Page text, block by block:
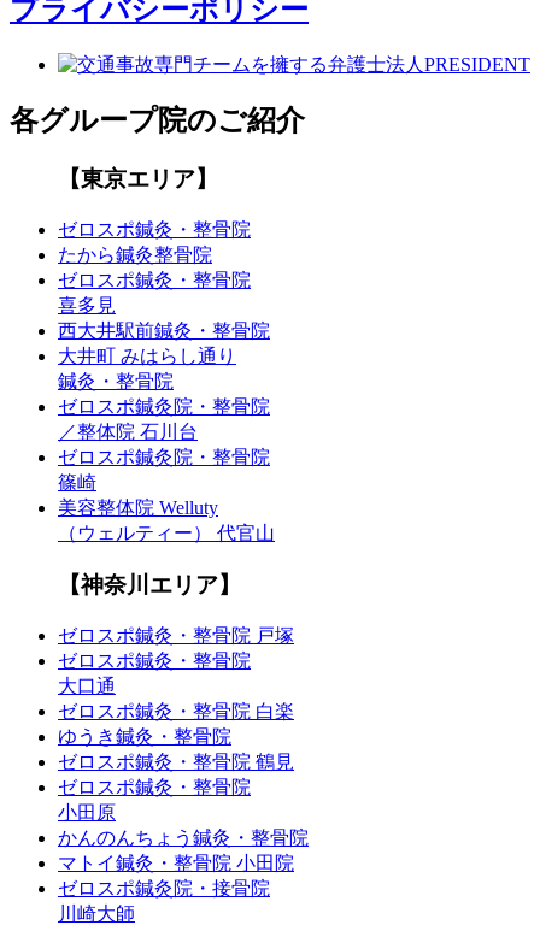
プライバシーポリシー
各グループ院のご紹介
【東京エリア】
ゼロスポ鍼灸・整骨院
たから鍼灸整骨院
ゼロスポ鍼灸・整骨院
喜多見
西大井駅前鍼灸・整骨院
大井町 みはらし通り
鍼灸・整骨院
ゼロスポ鍼灸院・整骨院
／整体院 石川台
ゼロスポ鍼灸院・整骨院
篠崎
美容整体院 Welluty
（ウェルティー） 代官山
【神奈川エリア】
ゼロスポ鍼灸・整骨院 戸塚
ゼロスポ鍼灸・整骨院
大口通
ゼロスポ鍼灸・整骨院 白楽
ゆうき鍼灸・整骨院
ゼロスポ鍼灸・整骨院 鶴見
ゼロスポ鍼灸・整骨院
小田原
かんのんちょう鍼灸・整骨院
マトイ鍼灸・整骨院 小田院
ゼロスポ鍼灸院・接骨院
川崎大師